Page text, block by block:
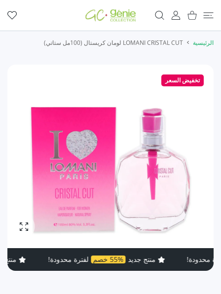
حساب المستخدمعربة التسوق
الرئيسية LOMANI CRISTAL CUT لومان كريستال (100مل ستاتي)
منتج جديد 55% خصم لفترة محدودة! منتج جديد 55%
تكبير
تخفيض السعر